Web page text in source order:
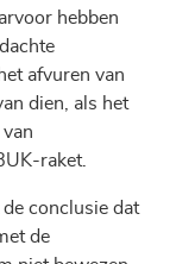
hebben
afvuren van
dien, als het
raket.
conclusie dat
de